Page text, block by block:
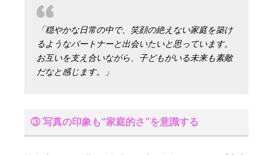
「穏やかな日常の中で、笑顔の絶えない家庭を築け
るようなパートナーと出会いたいと思っています。
お互いを支え合いながら、子どもがいる未来も素敵
だなと感じます。」
③ 写真の印象も“家庭的さ”を意識する